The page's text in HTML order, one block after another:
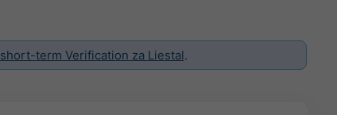
short-term Verification za Liestal.